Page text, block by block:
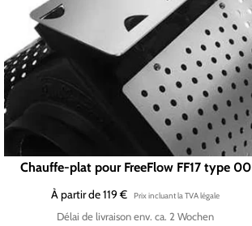
Chauffe-plat pour FreeFlow FF17 type 00
À partir de 119 €
Délai de livraison env. ca. 2 Wochen